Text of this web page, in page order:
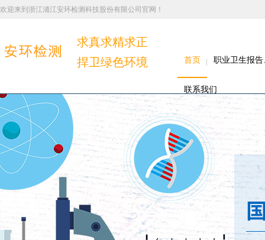
欢迎来到浙江浦江安环检测科技股份有限公司官网！
求真求精求正
捍卫绿色环境
首页 职业卫生报
联系我们